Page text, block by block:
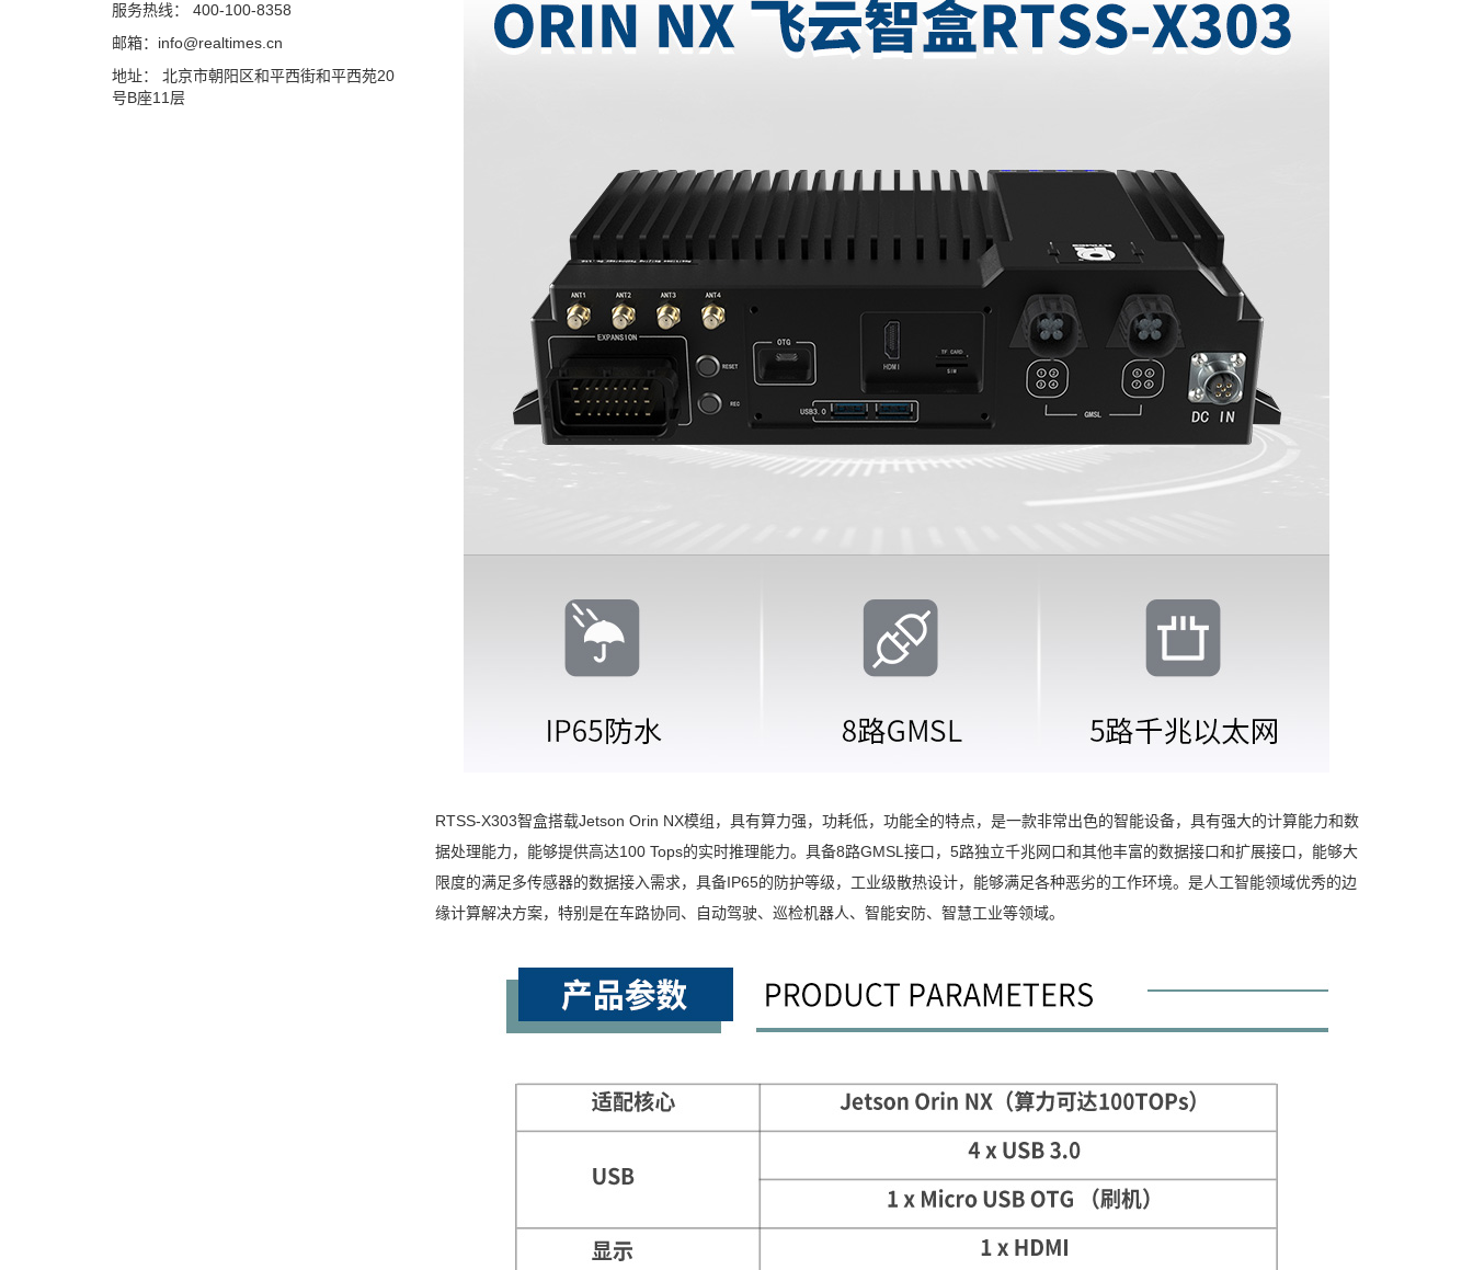
RTSS-X303智盒搭载Jetson Orin NX模组，具有算力强，功耗低，功能全的特点，是一款非常出色的智能设备，具有强大的计算能力和数
据处理能力，能够提供高达100 Tops的实时推理能力。具备8路GMSL接口，5路独立千兆网口和其他丰富的数据接口和扩展接口，能够大
限度的满足多传感器的数据接入需求，具备IP65的防护等级，工业级散热设计，能够满足各种恶劣的工作环境。是人工智能领域优秀的边
缘计算解决方案，特别是在车路协同、自动驾驶、巡检机器人、智能安防、智慧工业等领域。
服务热线： 400-100-8358
邮箱：info@realtimes.cn
地址： 北京市朝阳区和平西街和平西苑20
号B座11层